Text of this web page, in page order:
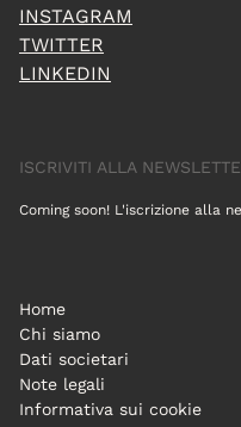
INSTAGRAM
TWITTER
LINKEDIN
ISCRIVITI ALLA
Coming soon! L'iscrizione alla
Home
Chi siamo
Dati societari
Note legali
Informativa sui cookie